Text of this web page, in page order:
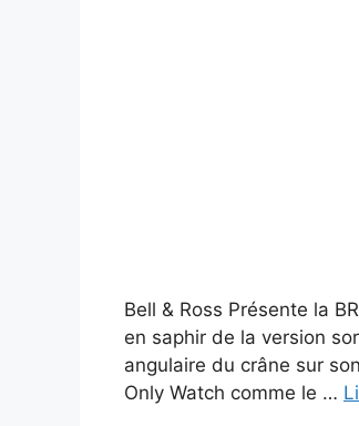
Bell & Ross Présente la
en saphir de la version
angulaire du crâne sur
Only Watch comme le …